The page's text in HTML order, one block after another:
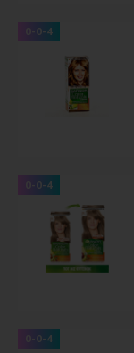
0-0-4
0-0-4
0-0-4